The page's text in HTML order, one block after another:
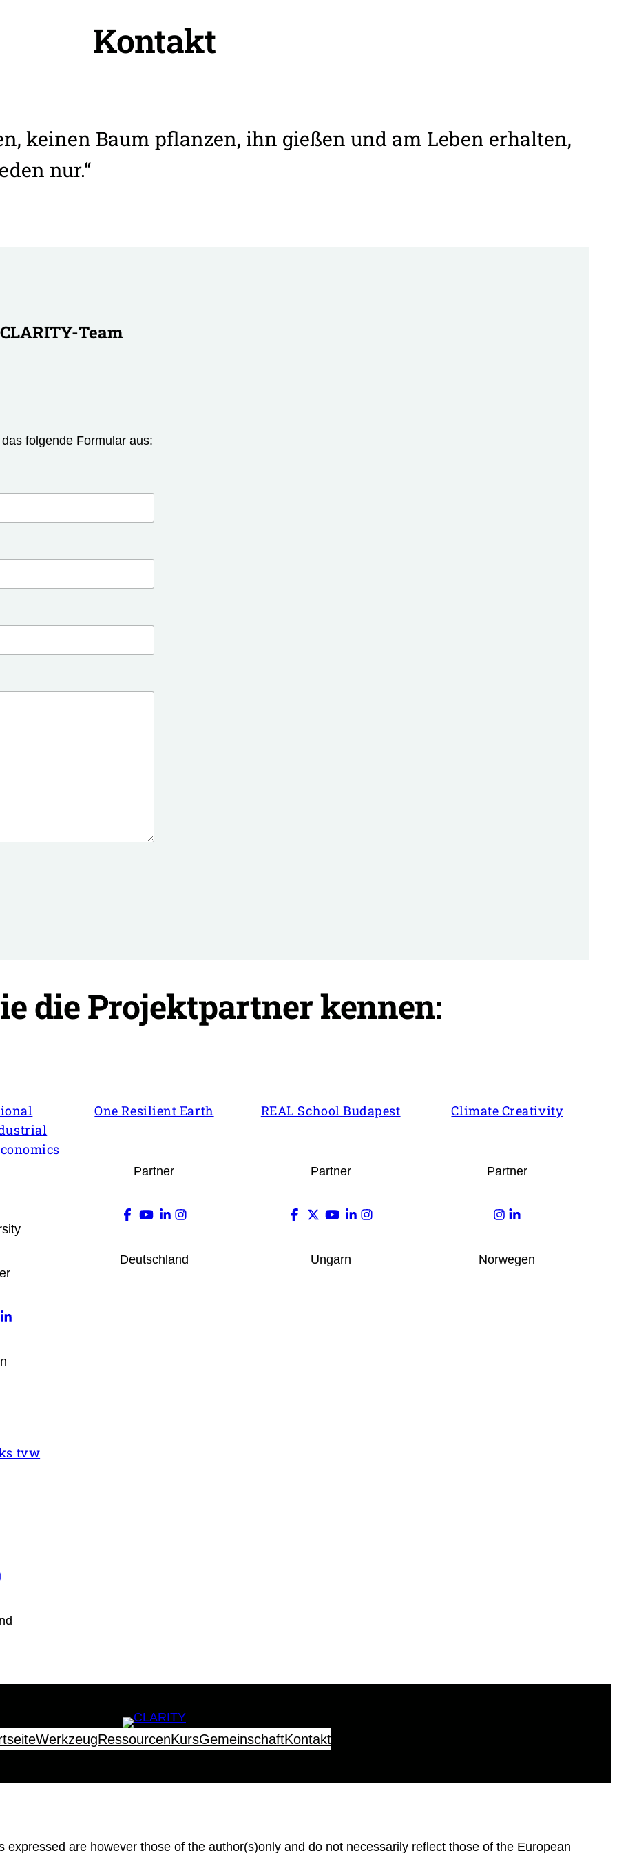
Kontakt
keinen Baum pflanzen, ihn gießen und am Leben erhalten,
nur.“
Team
folgende Formular aus:
die Projektpartner kennen:
One Resilient Earth
Partner
Deutschland
REAL School Budapest
Partner
Ungarn
Climate Creativity
Partner
Norwegen
tvw
WerkzeugRessourcenKursGemeinschaftKontakt
are however those of the author(s)only and do not necessarily reflect those of the European